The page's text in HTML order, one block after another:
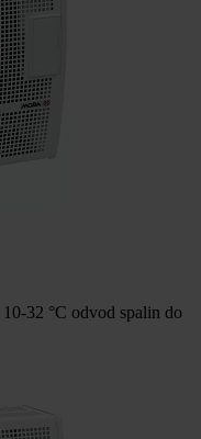
32 °C odvod spalin do